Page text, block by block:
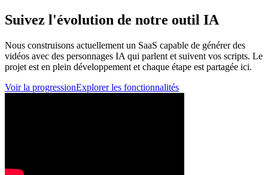
Suivez l'évolution de notre outil IA
Nous construisons actuellement un SaaS capable de générer des
vidéos avec des personnages IA qui parlent et suivent vos scripts. Le
projet est en plein développement et chaque étape est partagée ici.
Voir la progressionExplorer les fonctionnalités